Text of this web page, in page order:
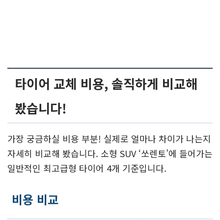
타이어 교체 비용, 솔직하게 비교해
봤습니다!
가장 궁금하실 비용 부분! 실제로 얼마나 차이가 나는지
자세히 비교해 봤습니다. 소형 SUV ‘쏘렌토’에 들어가는
일반적인 최고급형 타이어 4개 기준입니다.
비용 비교